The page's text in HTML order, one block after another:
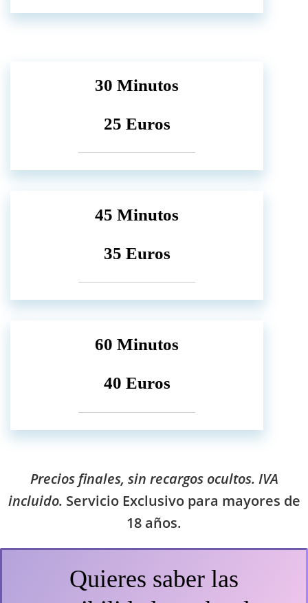
30 Minutos
25 Euros
45 Minutos
35 Euros
60 Minutos
40 Euros
Precios finales, sin recargos ocultos. IVA
incluido. Servicio Exclusivo para mayores de
18 años.
Quieres saber las